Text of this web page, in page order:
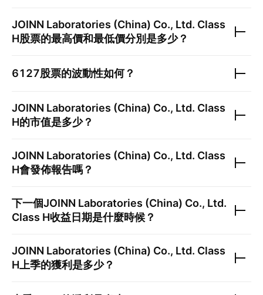
JOINN Laboratories (China) Co., Ltd. Class
H股票的最高價和最低價分別是多少？
6127股票的波動性如何？
JOINN Laboratories (China) Co., Ltd. Class
H的市值是多少？
JOINN Laboratories (China) Co., Ltd. Class
H會發佈報告嗎？
下一個JOINN Laboratories (China) Co., Ltd.
Class H收益日期是什麼時候？
JOINN Laboratories (China) Co., Ltd. Class
H 上季的獲利是多少？